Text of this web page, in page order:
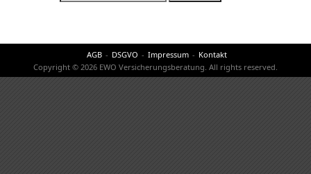
AGB DSGVO Impressum
Kontakt
Copyright © 2026 EWO Versicherungsberatung. All rights reserved.